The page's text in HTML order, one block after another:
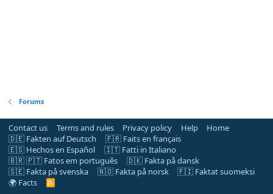
Forums
Contact us Terms and rules Privacy policy Help
Home
🇩🇪 Fakten auf Deutsch
🇫🇷 Faits en français
🇪🇸 Hechos en Español
🇮🇹 Fatti in Italiano
🇧🇷 🇵🇹 Fatos em português
🇩🇰 Fakta på dansk
🇸🇪 Fakta på svenska
🇳🇴 Fakta på norsk
🇫🇮 Faktat suomeksi
🌍 Facts
R